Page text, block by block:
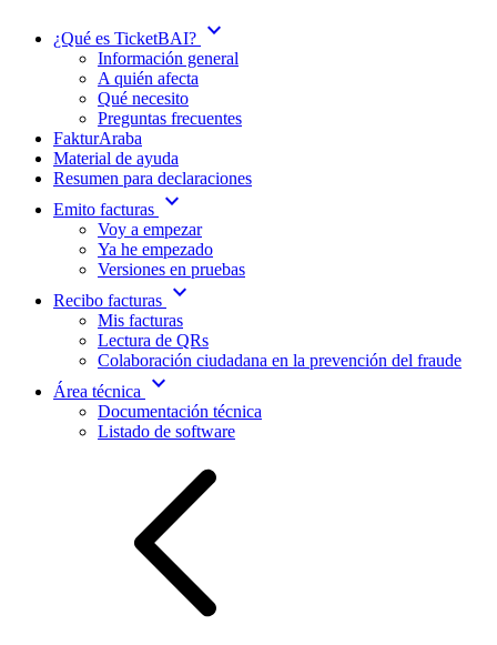
¿Qué es TicketBAI? expand_more
Información general
A quién afecta
Qué necesito
Preguntas frecuentes
FakturAraba
Material de ayuda
Resumen para declaraciones
Emito facturas expand_more
Voy a empezar
Ya he empezado
Versiones en pruebas
Recibo facturas expand_more
Mis facturas
Lectura de QRs
Colaboración ciudadana en la prevención del fraude
Área técnica
expand_more
Documentación técnica
Listado de software